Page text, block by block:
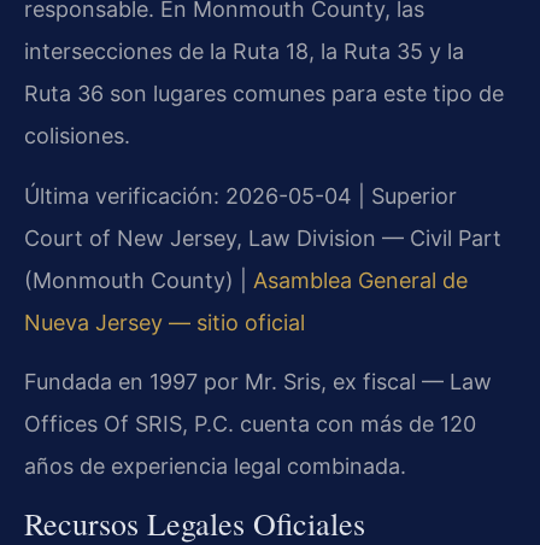
responsable. En Monmouth County, las
intersecciones de la Ruta 18, la Ruta 35 y la
Ruta 36 son lugares comunes para este tipo de
colisiones.
Última verificación: 2026-05-04 | Superior
Court of New Jersey, Law Division — Civil Part
(Monmouth County) | Asamblea General de
Nueva Jersey — sitio oficial
Fundada en 1997 por Mr. Sris, ex fiscal — Law
Offices Of SRIS, P.C. cuenta con más de 120
años de experiencia legal combinada.
Recursos Legales Oficiales